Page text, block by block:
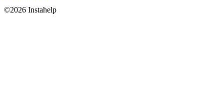
©2026 Instahelp